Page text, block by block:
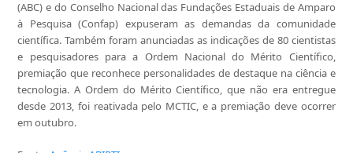
(ABC) e do Conselho Nacional das Fundações Estaduais de Amparo
à Pesquisa (Confap) expuseram as demandas da comunidade
científica. Também foram anunciadas as indicações de 80 cientistas
e pesquisadores para a Ordem Nacional do Mérito Científico,
premiação que reconhece personalidades de destaque na ciência e
tecnologia. A Ordem do Mérito Científico, que não era entregue
desde 2013, foi reativada pelo MCTIC, e a premiação deve ocorrer
em outubro.